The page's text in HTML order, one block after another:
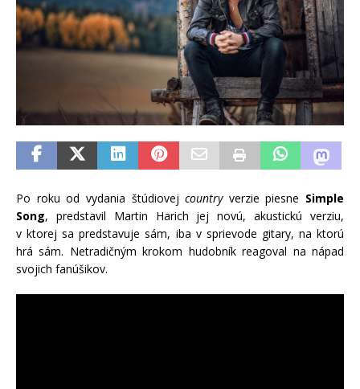
Po roku od vydania štúdiovejcountryverzie piesne Simple
Song, predstavil Martin Harich jej novú, akustickú verziu,
v ktorej sa predstavuje sám, iba v sprievode gitary, na ktorú
hrá sám. Netradičným krokom hudobník reagoval na nápad
svojich fanúšikov.